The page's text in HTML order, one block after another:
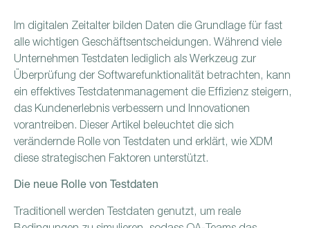
Im digitalen Zeitalter bilden Daten die Grundlage für fast
alle wichtigen Geschäftsentscheidungen. Während viele
Unternehmen Testdaten lediglich als Werkzeug zur
Überprüfung der Softwarefunktionalität betrachten, kann
ein effektives Testdatenmanagement die Effizienz steigern,
das Kundenerlebnis verbessern und Innovationen
vorantreiben. Dieser Artikel beleuchtet die sich
verändernde Rolle von Testdaten und erklärt, wie XDM
diese strategischen Faktoren unterstützt.
Die neue Rolle von Testdaten
Traditionell werden Testdaten genutzt, um reale